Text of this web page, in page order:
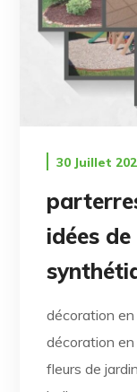
30 Juillet
idées
décoration
décoration
fleurs de